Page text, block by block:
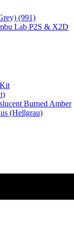
(991)
Lab P2S & X2D
Burned Amber
(Hellgrau)